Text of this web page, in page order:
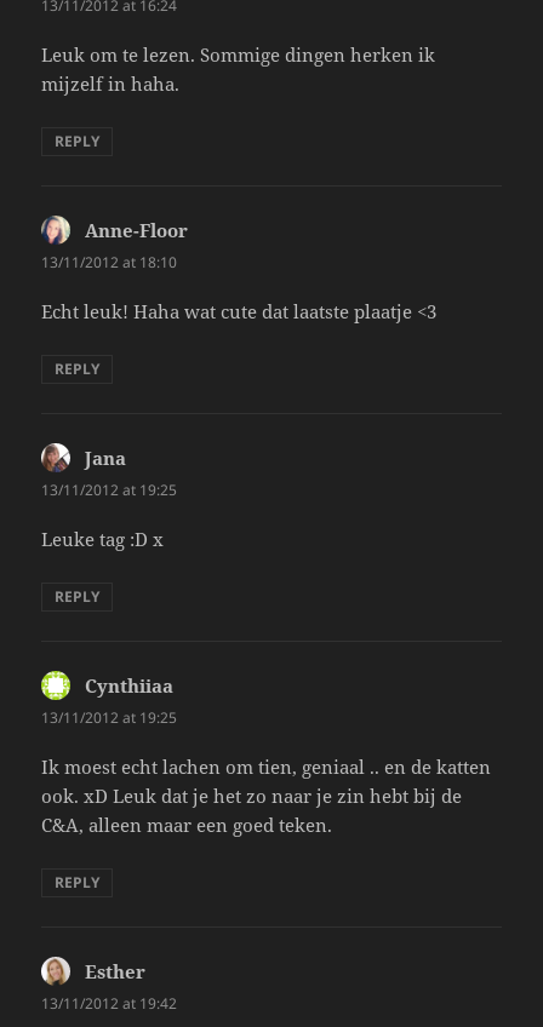
13/11/2012 at 16:24
Leuk om te lezen. Sommige dingen herken ik
mijzelf in haha.
REPLY
Anne-Floor
13/11/2012 at 18:10
Echt leuk! Haha wat cute dat laatste plaatje <3
REPLY
Jana
13/11/2012 at 19:25
Leuke tag :D x
REPLY
Cynthiiaa
13/11/2012 at 19:25
Ik moest echt lachen om tien, geniaal .. en de katten
ook. xD Leuk dat je het zo naar je zin hebt bij de
C&A, alleen maar een goed teken.
REPLY
Esther
13/11/2012 at 19:42